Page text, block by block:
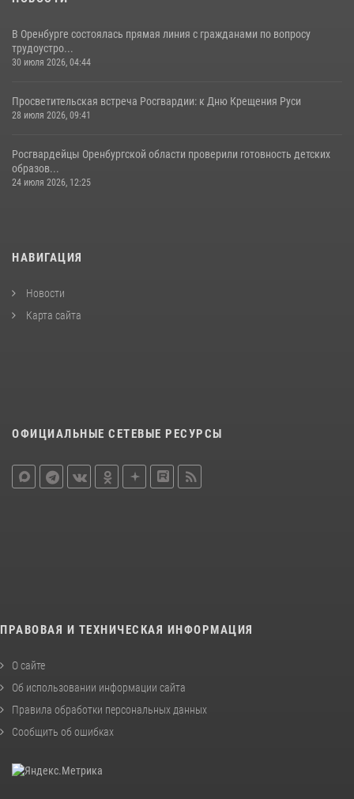
В Оренбурге состоялась прямая линия с гражданами по вопросу
трудоустро...
30 июля 2026, 04:44
Просветительская встреча Росгвардии: к Дню Крещения Руси
28 июля 2026, 09:41
Росгвардейцы Оренбургской области проверили готовность детских
образов...
24 июля 2026, 12:25
НАВИГАЦИЯ
Новости
Карта сайта
ОФИЦИАЛЬНЫЕ СЕТЕВЫЕ РЕСУРСЫ
ПРАВОВАЯ И ТЕХНИЧЕСКАЯ ИНФОРМАЦИЯ
О сайте
Об использовании информации сайта
Правила обработки персональных данных
Сообщить об ошибках